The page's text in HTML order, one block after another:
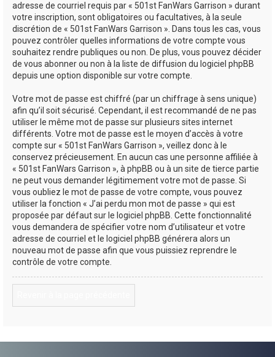
adresse de courriel requis par « 501st FanWars Garrison » durant
votre inscription, sont obligatoires ou facultatives, à la seule
discrétion de « 501st FanWars Garrison ». Dans tous les cas, vous
pouvez contrôler quelles informations de votre compte vous
souhaitez rendre publiques ou non. De plus, vous pouvez décider
de vous abonner ou non à la liste de diffusion du logiciel phpBB
depuis une option disponible sur votre compte.
Votre mot de passe est chiffré (par un chiffrage à sens unique)
afin qu’il soit sécurisé. Cependant, il est recommandé de ne pas
utiliser le même mot de passe sur plusieurs sites internet
différents. Votre mot de passe est le moyen d’accès à votre
compte sur « 501st FanWars Garrison », veillez donc à le
conservez précieusement. En aucun cas une personne affiliée à
« 501st FanWars Garrison », à phpBB ou à un site de tierce partie
ne peut vous demander légitimement votre mot de passe. Si
vous oubliez le mot de passe de votre compte, vous pouvez
utiliser la fonction « J’ai perdu mon mot de passe » qui est
proposée par défaut sur le logiciel phpBB. Cette fonctionnalité
vous demandera de spécifier votre nom d’utilisateur et votre
adresse de courriel et le logiciel phpBB générera alors un
nouveau mot de passe afin que vous puissiez reprendre le
contrôle de votre compte.